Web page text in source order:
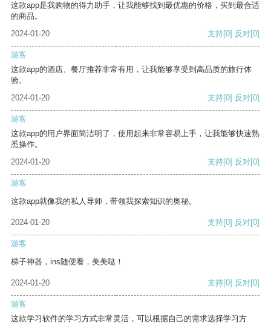
这款app是我购物的得力助手，让我能够找到最优惠的价格，买到最合适
的商品。
2024-01-20
支持[0] 反对[0]
游客
这款app的酒店、餐厅推荐非常有用，让我能够享受到高品质的旅行体
验。
2024-01-20
支持[0] 反对[0]
游客
这款app的用户界面简洁明了，使用起来非常容易上手，让我能够快速熟
悉操作。
2024-01-20
支持[0] 反对[0]
游客
这款app就像我的私人导师，带领我探索知识的奥秘。
2024-01-20 支持[0] 反对[0]
游客
梯子神器，ins随便看，美美哒！
2024-01-20 支持[0] 反对[0]
游客
这款学习软件的学习方式非常灵活，可以根据自己的需求选择学习方